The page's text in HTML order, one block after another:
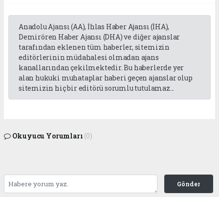
Anadolu Ajansı (AA), İhlas Haber Ajansı (İHA),
Demirören Haber Ajansı (DHA) ve diğer ajanslar
tarafından eklenen tüm haberler, sitemizin
editörlerinin müdahalesi olmadan ajans
kanallarından çekilmektedir. Bu haberlerde yer
alan hukuki muhataplar haberi geçen ajanslar olup
sitemizin hiç bir editörü sorumlu tutulamaz...
Okuyucu Yorumları (0)
Gönder